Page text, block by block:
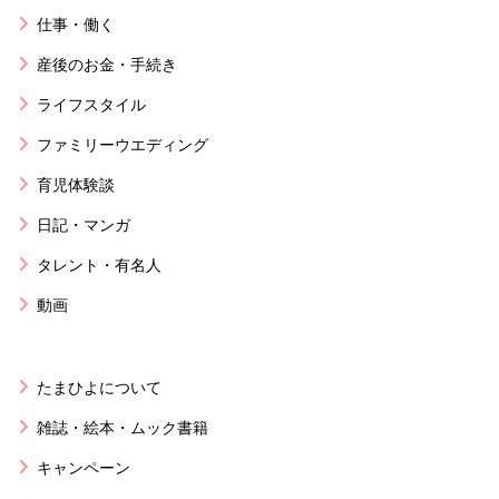
仕事・働く
産後のお金・手続き
ライフスタイル
ファミリーウエディング
育児体験談
日記・マンガ
タレント・有名人
動画
たまひよについて
雑誌・絵本・ムック書籍
キャンペーン